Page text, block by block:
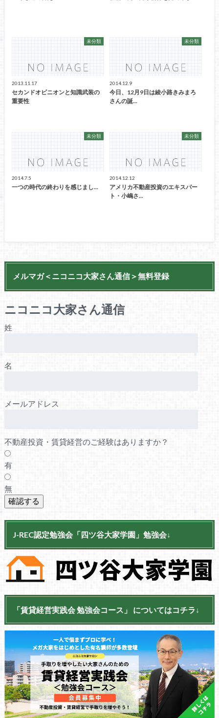
未分類
2013.11.17
セカンドオピニオンと知識武装の
重要性
未分類
2014.12.9
今日、12月9日は綾小路きみまろ
さんの誕...
未分類
2014.7.5
一つの時代の終わりを感じまし...
未分類
2014.12.12
アメリカ不動産投資のエキスパー
ト・小嶋さ...
メルマガ＜ニコニコ大家さん通信＞無料登録
ニコニコ大家さん通信
姓
名
メールアドレス
不動産投資・賃貸経営のご経験はありますか？
有
無
J-REC認定勉強会「四ツ谷大家学園」勉強会↓
「賃貸経営実践会 勉強会コース」 についてはコチラ↓